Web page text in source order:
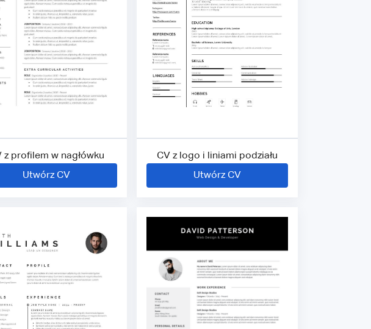
z profilem w nagłówku
Utwórz CV
CV z logo i liniami podziału
Utwórz CV